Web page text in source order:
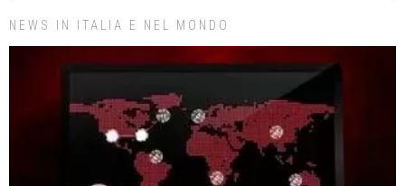
NEWS IN ITALIA E NEL MONDO